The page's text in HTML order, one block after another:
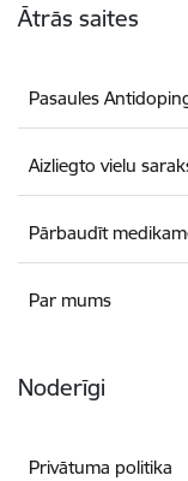
Ātrās saites
Pasaules
Aizliegto vielu
Pārbaudīt
Par mums
Noderīgi
Privātuma politika